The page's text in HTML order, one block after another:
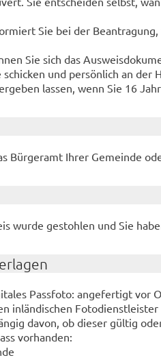
Sie bei der Beantragung,
Sie sich das
schicken und persönlich an der
lassen, wenn Sie 16
Bürgeramt Ihrer Gemeinde
wurde gestohlen und Sie
Passfoto: angefertigt vor
inländischen
davon, ob dieser gültig
vorhanden: